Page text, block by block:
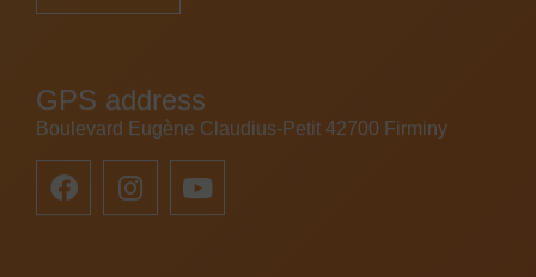
GPS address
Boulevard Eugène Claudius-Petit 42700 Firminy